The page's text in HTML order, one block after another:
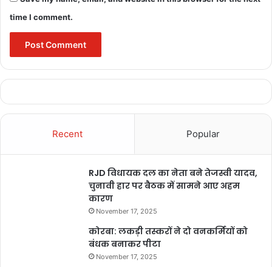
time I comment.
Recent Popular
RJD विधायक दल का नेता बने तेजस्वी यादव,
चुनावी हार पर बैठक में सामने आए अहम
कारण
November 17, 2025
कोरबा: लकड़ी तस्करों ने दो वनकर्मियों को
बंधक बनाकर पीटा
November 17, 2025